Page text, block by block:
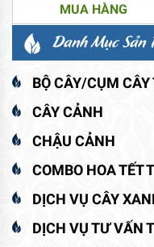
MUA HÀNG
Danh Mục Sản
BỘ CÂY/CỤM CÂY
CÂY CẢNH
CHẬU CẢNH
COMBO HOA TẾT
DỊCH VỤ CÂY
DỊCH VỤ TƯ VẤN